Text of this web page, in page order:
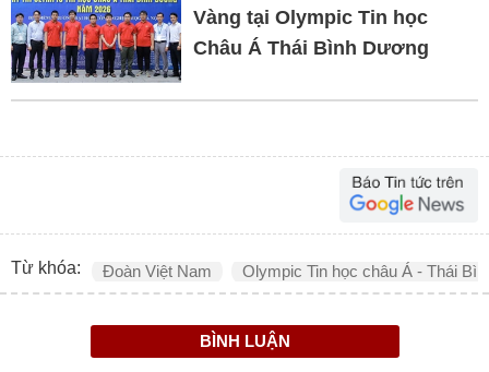
Vàng tại Olympic Tin học
Châu Á Thái Bình Dương
Từ khóa: Đoàn Việt Nam Olympic Tin học châu Á - Thái
BÌNH LUẬN